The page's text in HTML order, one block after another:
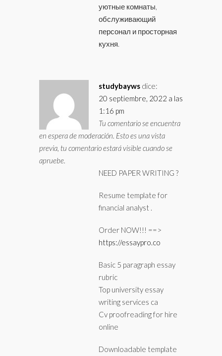
уютные комнаты,
обслуживающий
персонал и просторная
кухня.
studybayws dice:
20 septiembre, 2022 a las
1:16 pm
Tu comentario se encuentra
en espera de moderación. Esto es una vista
previa, tu comentario estará visible cuando se
apruebe.
NEED PAPER WRITING ?
Resume template for
financial analyst .
Order NOW!!! ==>
https://essaypro.co
Basic 5 paragraph essay
rubric
Top university essay
writing services ca
Cv proofreading for hire
online
Downloadable template